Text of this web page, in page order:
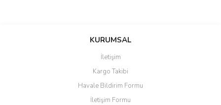
Bu ürüne ilk yorumu siz yapın!
Ürün resmi kalitesiz, bozuk veya görüntülenemiyor.
Ürün açıklamasında eksik bilgiler bulunuyor.
Ürün bilgilerinde hatalar bulunuyor.
KURUMSAL
İletişim
Kargo Takibi
Havale Bildirim Formu
İletişim Formu